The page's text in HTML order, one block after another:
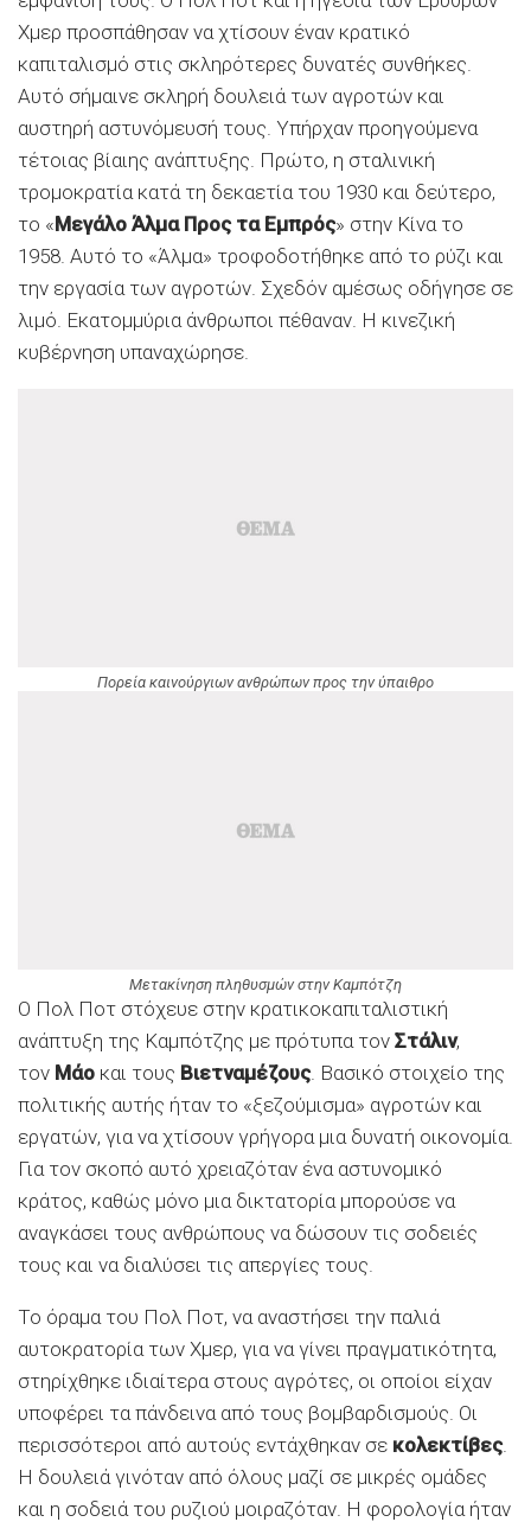
Χμερ προσπάθησαν να χτίσουν έναν κρατικό
καπιταλισμό στις σκληρότερες δυνατές συνθήκες.
Αυτό σήμαινε σκληρή δουλειά των αγροτών και
αυστηρή αστυνόμευσή τους. Υπήρχαν προηγούμενα
τέτοιας βίαιης ανάπτυξης. Πρώτο, η σταλινική
τρομοκρατία κατά τη δεκαετία του 1930 και δεύτερο,
το «Μεγάλο Άλμα Προς τα Εμπρός» στην Κίνα το
1958. Αυτό το «Άλμα» τροφοδοτήθηκε από το ρύζι και
την εργασία των αγροτών. Σχεδόν αμέσως οδήγησε σε
λιμό. Εκατομμύρια άνθρωποι πέθαναν. Η κινεζική
κυβέρνηση υπαναχώρησε.
Πορεία καινούργιων ανθρώπων προς την ύπαιθρο
Μετακίνηση πληθυσμών στην Καμπότζη
Ο Πολ Ποτ στόχευε στην κρατικοκαπιταλιστική
ανάπτυξη της Καμπότζης με πρότυπα τον Στάλιν,
τον Μάο και τους Βιετναμέζους. Βασικό στοιχείο της
πολιτικής αυτής ήταν το «ξεζούμισμα» αγροτών και
εργατών, για να χτίσουν γρήγορα μια δυνατή οικονομία.
Για τον σκοπό αυτό χρειαζόταν ένα αστυνομικό
κράτος, καθώς μόνο μια δικτατορία μπορούσε να
αναγκάσει τους ανθρώπους να δώσουν τις σοδειές
τους και να διαλύσει τις απεργίες τους.
Το όραμα του Πολ Ποτ, να αναστήσει την παλιά
αυτοκρατορία των Χμερ, για να γίνει πραγματικότητα,
στηρίχθηκε ιδιαίτερα στους αγρότες, οι οποίοι είχαν
υποφέρει τα πάνδεινα από τους βομβαρδισμούς. Οι
περισσότεροι από αυτούς εντάχθηκαν σε κολεκτίβες.
Η δουλειά γινόταν από όλους μαζί σε μικρές ομάδες
και η σοδειά του ρυζιού μοιραζόταν. Η φορολογία ήταν